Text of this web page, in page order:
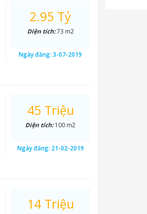
2.95 Tỷ
Diện tích:73 m2
Ngày đăng:3-07-2019
45 Triệu
Diện tích:100 m2
Ngày đăng: 21-02-2019
14 Triệu